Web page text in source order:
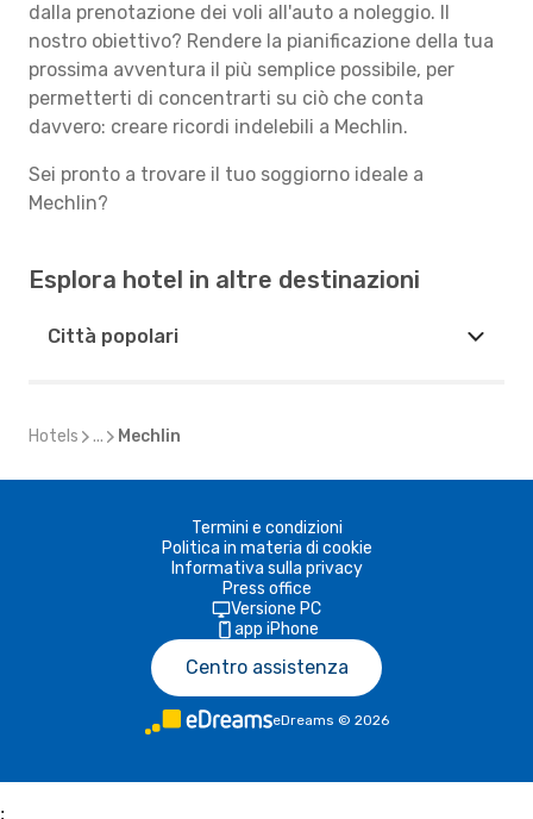
dalla prenotazione dei voli all'auto a noleggio. Il
nostro obiettivo? Rendere la pianificazione della tua
prossima avventura il più semplice possibile, per
permetterti di concentrarti su ciò che conta
davvero: creare ricordi indelebili a Mechlin.
Sei pronto a trovare il tuo soggiorno ideale a
Mechlin?
Esplora hotel in altre destinazioni
Città popolari
Hotels ... Mechlin
Termini e condizioni
Politica in materia di cookie
Informativa sulla privacy
Press office
Versione PC
app iPhone
Centro assistenza
eDreams © 2026
;